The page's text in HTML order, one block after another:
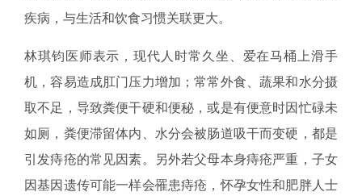
疾病，与生活和饮食习惯关联更大。
林琪钧医师表示，现代人时常久坐、爱在马桶上滑手
机，容易造成肛门压力增加；常常外食、蔬果和水分摄
取不足，导致粪便干硬和便秘，或是有便意时因忙碌未
如厕，粪便滞留体内、水分会被肠道吸干而变硬，都是
引发痔疮的常见因素。另外若父母本身痔疮严重，子女
因基因遗传可能一样会罹患痔疮，怀孕女性和肥胖人士